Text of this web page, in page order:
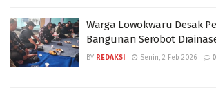
Warga Lowokwaru Desak
Bangunan Serobot
BY REDAKSI Senin, 2 Feb 2026 0